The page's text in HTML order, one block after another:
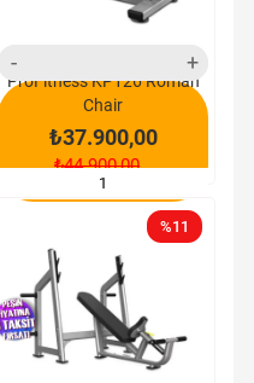
ProFitness KP126 Roman
Chair
₺37.900,00
₺44.900,00
SEPETE EKLE
%11
yeni
ürün